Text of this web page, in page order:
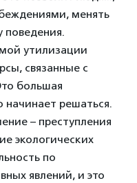
менять
утилизации
связанные с
большая
начинает решаться.
– преступления
экологических
по
явлений, и это